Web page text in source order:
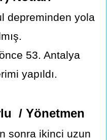
depreminden yola
53. Antalya
yapıldı.
/ Yönetmen
sonra ikinci uzun